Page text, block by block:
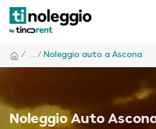
/ ... / Noleggio auto a Ascona
Noleggio Auto